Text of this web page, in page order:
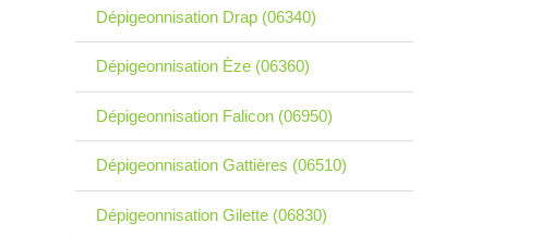
Dépigeonnisation Drap (06340)
Dépigeonnisation Èze (06360)
Dépigeonnisation Falicon (06950)
Dépigeonnisation Gattières (06510)
Dépigeonnisation Gilette (06830)